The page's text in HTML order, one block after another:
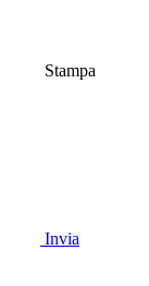
Stampa
Invia